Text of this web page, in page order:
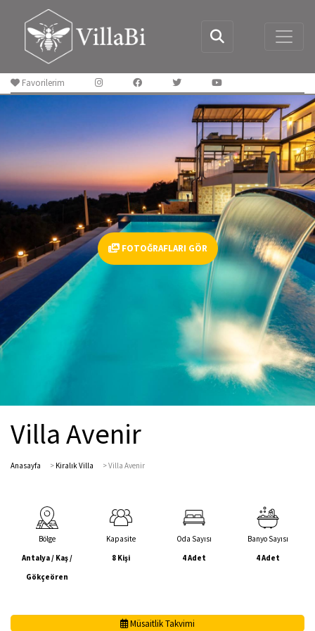
Favorilerim
FOTOĞRAFLARI GÖR
Villa Avenir
Anasayfa > Kiralık Villa >Villa Avenir
Bölge
Antalya / Kaş /
Gökçeören
Kapasite
8 Kişi
Oda Sayısı
4 Adet
Banyo Sayısı
4 Adet
Müsaitlik Takvimi